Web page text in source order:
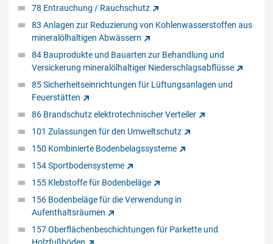
78 Entrauchung / Rauchschutz
83 Anlagen zur Reduzierung von Kohlenwasserstoffen aus
mineralölhaltigen Abwässern
84 Bauprodukte und Bauarten zur Behandlung und
Versickerung mineralölhaltiger Niederschlagsabflüsse
85 Sicherheitseinrichtungen für Lüftungsanlagen und
Feuerstätten
86 Brandschutz elektrotechnischer Verteiler
101 Zulassungen für den Umweltschutz
150 Kombinierte Bodenbelagssysteme
154 Sportbodensysteme
155 Klebstoffe für Bodenbeläge
156 Bodenbeläge für die Verwendung in
Aufenthaltsräumen
157 Oberflächenbeschichtungen für Parkette und